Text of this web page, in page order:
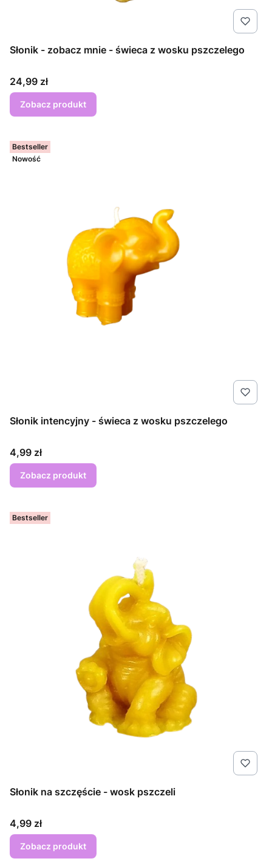
Słonik - zobacz mnie - świeca z wosku pszczelego
Cena
24,99 zł
Zobacz produkt
Bestseller
Nowość
Słonik intencyjny - świeca z wosku pszczelego
Cena
4,99 zł
Zobacz produkt
Bestseller
Słonik na szczęście - wosk pszczeli
Cena
4,99 zł
Zobacz produkt